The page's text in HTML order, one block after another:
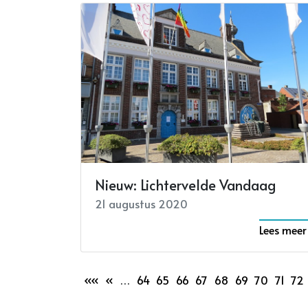
Nieuw: Lichtervelde Vandaag
21 augustus 2020
Lees meer
«« « … 64 65 66 67 68 69 70 71 72